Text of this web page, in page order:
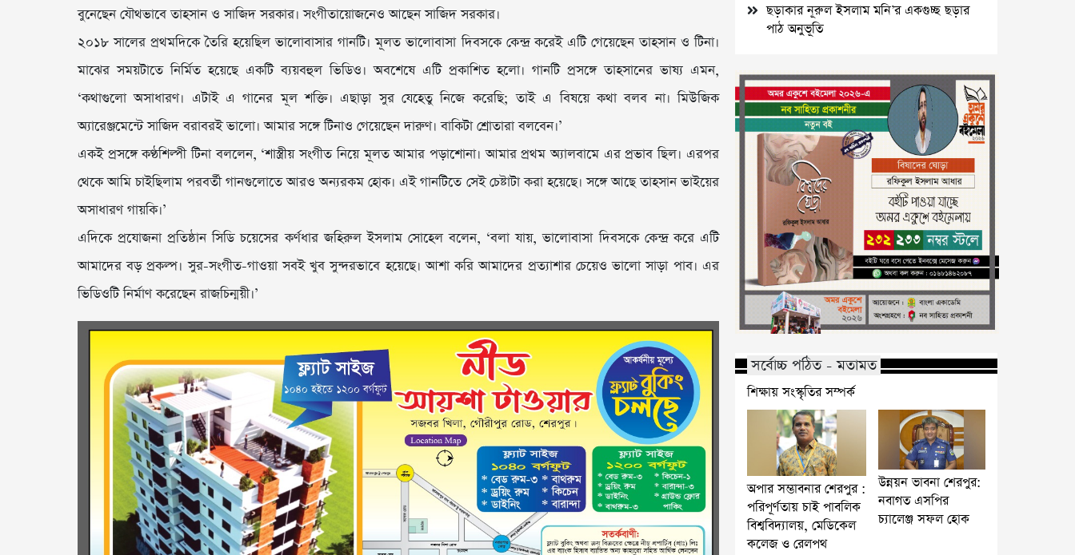
বুনেছেন যৌথভাবে তাহসান ও সাজিদ সরকার। সংগীতায়োজনেও আছেন সাজিদ সরকার।
২০১৮ সালের প্রথমদিকে তৈরি হয়েছিল ভালোবাসার গানটি। মূলত ভালোবাসা দিবসকে কেন্দ্র করেই এটি গেয়েছেন তাহসান ও টিনা।
মাঝের সময়টাতে নির্মিত হয়েছে একটি ব্যয়বহুল ভিডিও। অবশেষে এটি প্রকাশিত হলো। গানটি প্রসঙ্গে তাহসানের ভাষ্য এমন,
‘কথাগুলো অসাধারণ। এটাই এ গানের মূল শক্তি। এছাড়া সুর যেহেতু নিজে করেছি; তাই এ বিষয়ে কথা বলব না। মিউজিক
অ্যারেঞ্জমেন্টে সাজিদ বরাবরই ভালো। আমার সঙ্গে টিনাও গেয়েছেন দারুণ। বাকিটা শ্রোতারা বলবেন।’
একই প্রসঙ্গে কণ্ঠশিল্পী টিনা বললেন, ‘শাস্ত্রীয় সংগীত নিয়ে মূলত আমার পড়াশোনা। আমার প্রথম অ্যালবামে এর প্রভাব ছিল। এরপর
থেকে আমি চাইছিলাম পরবর্তী গানগুলোতে আরও অন্যরকম হোক। এই গানটিতে সেই চেষ্টাটা করা হয়েছে। সঙ্গে আছে তাহসান ভাইয়ের
অসাধারণ গায়কি।’
এদিকে প্রযোজনা প্রতিষ্ঠান সিডি চয়েসের কর্ণধার জহিরুল ইসলাম সোহেল বলেন, ‘বলা যায়, ভালোবাসা দিবসকে কেন্দ্র করে এটি
আমাদের বড় প্রকল্প। সুর-সংগীত-গাওয়া সবই খুব সুন্দরভাবে হয়েছে। আশা করি আমাদের প্রত্যাশার চেয়েও ভালো সাড়া পাব। এর
ভিডিওটি নির্মাণ করেছেন রাজচিন্ময়ী।’
ছড়াকার নূরুল ইসলাম মনি’র একগুচ্ছ ছড়ার
পাঠ অনুভূতি
সর্বোচ্চ পঠিত - মতামত
শিক্ষায় সংস্কৃতির সম্পর্ক
অপার সম্ভাবনার শেরপুর :
পরিপূর্ণতায় চাই পাবলিক
বিশ্ববিদ্যালয়, মেডিকেল
কলেজ ও রেলপথ
উন্নয়ন ভাবনা শেরপুর:
নবাগত এসপির
চ্যালেঞ্জ সফল হোক